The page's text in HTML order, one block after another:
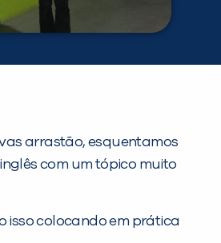
arrastão, esquentamos
com um tópico muito
isso colocando em prática